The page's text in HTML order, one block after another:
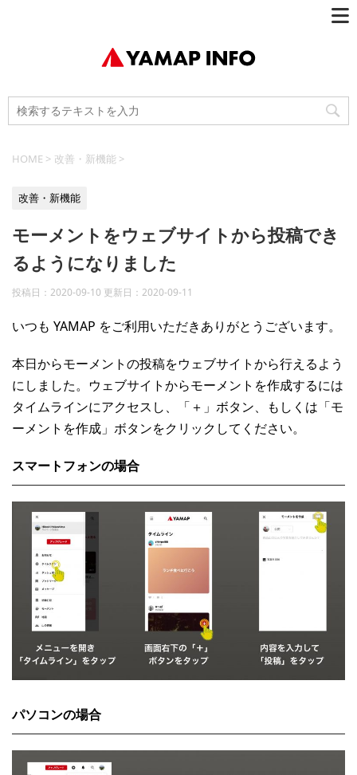
HOME > 改善・新機能 >
改善・新機能
モーメントをウェブサイトから投稿でき
るようになりました
投稿日：2020-09-10 更新日： 2020-09-11
いつも YAMAP をご利用いただきありがとうございます。
本日からモーメントの投稿をウェブサイトから行えるよう
にしました。ウェブサイトからモーメントを作成するには
タイムラインにアクセスし、「＋」ボタン、もしくは「モ
ーメントを作成」ボタンをクリックしてください。
スマートフォンの場合
パソコンの場合